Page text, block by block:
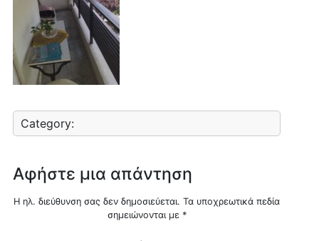
Category:
Αφήστε μια απάντηση
Η ηλ. διεύθυνση σας δεν δημοσιεύεται. Τα υποχρεωτικά πεδία
σημειώνονται με *